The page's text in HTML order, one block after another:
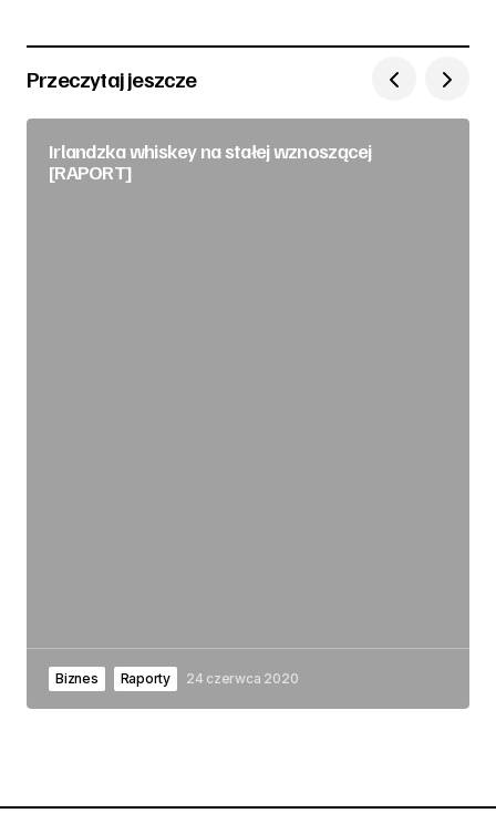
Przeczytaj jeszcze
Irlandzka whiskey na stałej wznoszącej
[RAPORT]
Biznes Raporty 24 czerwca 2020